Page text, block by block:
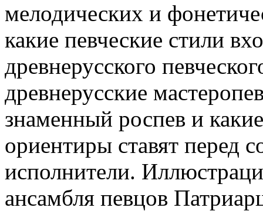
мелодических и
какие певческие стили
древнерусского
древнерусские
знаменный роспев и
ориентиры ставят перед
исполнители.
ансамбля певцов